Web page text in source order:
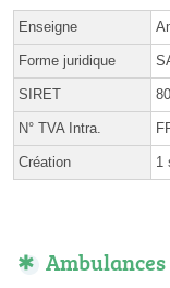
Enseigne
Forme juridique
SIRET
N° TVA Intra.
Création 1